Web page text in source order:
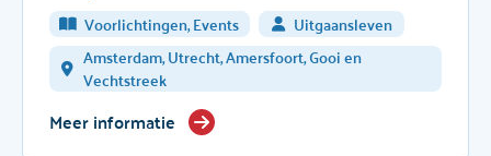
Voorlichtingen, Events
Uitgaansleven
Amsterdam, Utrecht, Amersfoort, Gooi en
Vechtstreek
Meer informatie